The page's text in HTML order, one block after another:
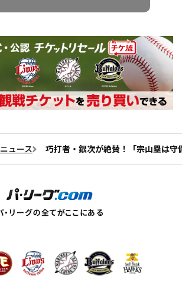
ニュース 巧打者・銀次が絶賛！「宗山塁は